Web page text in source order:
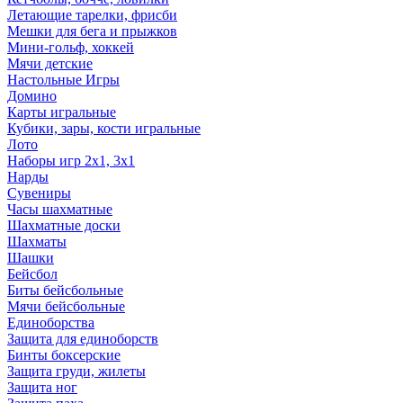
Летающие тарелки, фрисби
Мешки для бега и прыжков
Мини-гольф, хоккей
Мячи детские
Настольные Игры
Домино
Карты игральные
Кубики, зары, кости игральные
Лото
Наборы игр 2х1, 3х1
Нарды
Сувениры
Часы шахматные
Шахматные доски
Шахматы
Шашки
Бейсбол
Биты бейсбольные
Мячи бейсбольные
Единоборства
Защита для единоборств
Бинты боксерские
Защита груди, жилеты
Защита ног